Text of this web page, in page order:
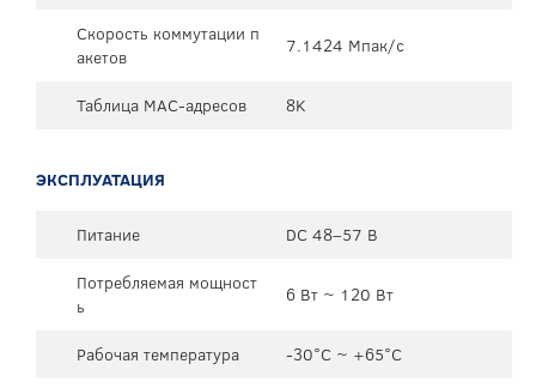
Скорость коммутации п
акетов
7.1424 Мпак/с
Таблица MAC-адресов 8K
ЭКСПЛУАТАЦИЯ
Питание
DC 48–57 В
Потребляемая мощност
ь
6 Вт ~ 120 Вт
Рабочая температура -30°C ~ +65°C